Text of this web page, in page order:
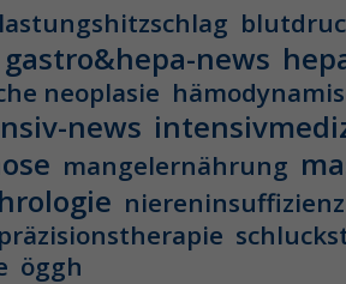
gastro&hepa-news
neoplasie
news
mangelernährung
niereninsuffizienz
präzisionstherapie
öggh